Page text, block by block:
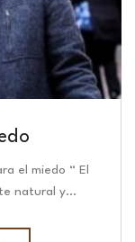
el miedo “ El
natural y…